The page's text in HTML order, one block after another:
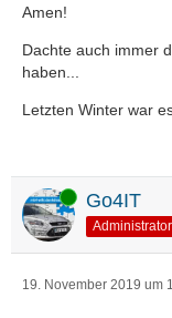
Amen!
Dachte auch immer
haben...
Letzten Winter war
Online Go4IT
Administrator
19. November 2019 um